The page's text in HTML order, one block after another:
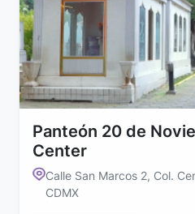
Panteón 20 de
Center
Calle San Marcos 2, Col.
CDMX